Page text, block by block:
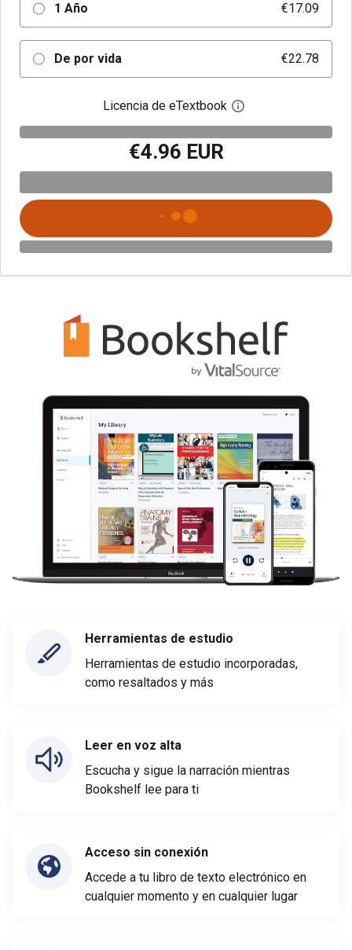
1 Año €17.09
De por vida €22.78
Licencia de eTextbook Abre el cuadro de
€4.96 EUR
Herramientas de estudio
Herramientas de estudio incorporadas,
como resaltados y más
Leer en voz alta
Escucha y sigue la narración mientras
Bookshelf lee para ti
Acceso sin conexión
Accede a tu libro de texto electrónico en
cualquier momento y en cualquier lugar